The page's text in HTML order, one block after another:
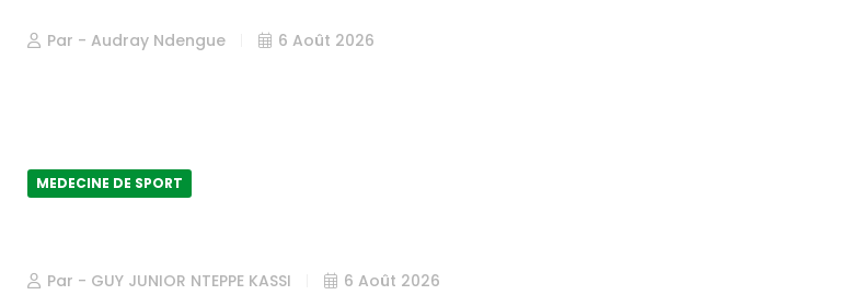
Par - Audray Ndengue
6 Août 2026
MEDECINE DE SPORT
Par - GUY JUNIOR NTEPPE KASSI 6 Août 2026